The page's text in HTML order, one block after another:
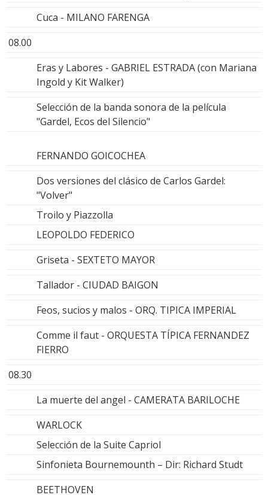
Cuca - MILANO FARENGA
08.00
Eras y Labores - GABRIEL ESTRADA (con Mariana
Ingold y Kit Walker)
Selección de la banda sonora de la película
"Gardel, Ecos del Silencio"
FERNANDO GOICOCHEA
Dos versiones del clásico de Carlos Gardel:
"Volver"
Troilo y Piazzolla
LEOPOLDO FEDERICO
Griseta - SEXTETO MAYOR
Tallador - CIUDAD BAIGON
Feos, sucios y malos - ORQ. TIPICA IMPERIAL
Comme il faut - ORQUESTA TÍPICA FERNANDEZ
FIERRO
08.30
La muerte del angel - CAMERATA BARILOCHE
WARLOCK
Selección de la Suite Capriol
Sinfonieta Bournemounth – Dir: Richard Studt
BEETHOVEN